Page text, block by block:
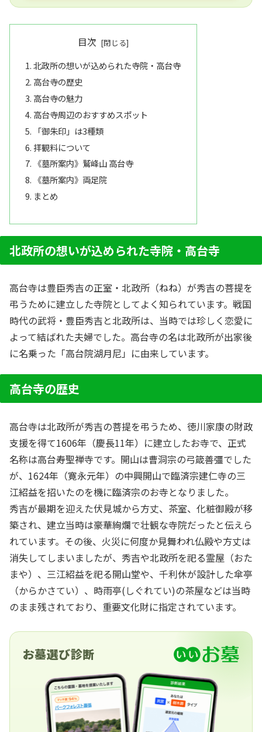
目次
北政所の想いが込められた寺院・高台寺
高台寺の歴史
高台寺の魅力
高台寺周辺のおすすめスポット
「御朱印」は3種類
拝観料について
《墓所案内》鷲峰山 高台寺
《墓所案内》両足院
まとめ
北政所の想いが込められた寺院・高台寺
高台寺は豊臣秀吉の正室・北政所（ねね）が秀吉の菩提を
弔うために建立した寺院としてよく知られています。戦国
時代の武将・豊臣秀吉と北政所は、当時では珍しく恋愛に
よって結ばれた夫婦でした。高台寺の名は北政所が出家後
に名乗った「高台院湖月尼」に由来しています。
高台寺の歴史
高台寺は北政所が秀吉の菩提を弔うため、徳川家康の財政
支援を得て1606年（慶長11年）に建立したお寺で、正式
名称は高台寿聖禅寺です。開山は曹洞宗の弓箴善彊でした
が、1624年（寛永元年）の中興開山で臨済宗建仁寺の三
江紹益を招いたのを機に臨済宗のお寺となりました。
秀吉が最期を迎えた伏見城から方丈、茶室、化粧御殿が移
築され、建立当時は豪華絢爛で壮観な寺院だったと伝えら
れています。その後、火災に何度か見舞われ仏殿や方丈は
消失してしまいましたが、秀吉や北政所を祀る霊屋（おた
まや）、三江紹益を祀る開山堂や、千利休が設計した傘亭
（からかさてい）、時雨亭(しぐれてい)の茶屋などは当時
のまま残されており、重要文化財に指定されています。
お墓選び診断